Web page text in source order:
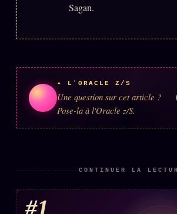
À propos
Personas
Studios
Sagan.
✦ L'ORACLE Z/S
Une question sur cet article ?
Pose-la à l'Oracle z/S.
CONTINUER LA
#1